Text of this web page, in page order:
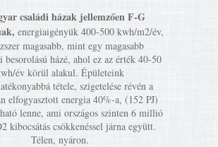
családi házak jellemzően F-G
energiaigényük 400-500 kwh/m2/év,
magasabb, mint egy magasabb
besorolású házé, ahol ez az érték 40-50
év körül alakul. Épületeink
tétele, szigetelése révén a
elfogyasztott energia 40%-a, (152 PJ)
lenne, ami országos szinten 6 millió
kibocsátás csökkenéssel járna együtt.
Télen, nyáron.